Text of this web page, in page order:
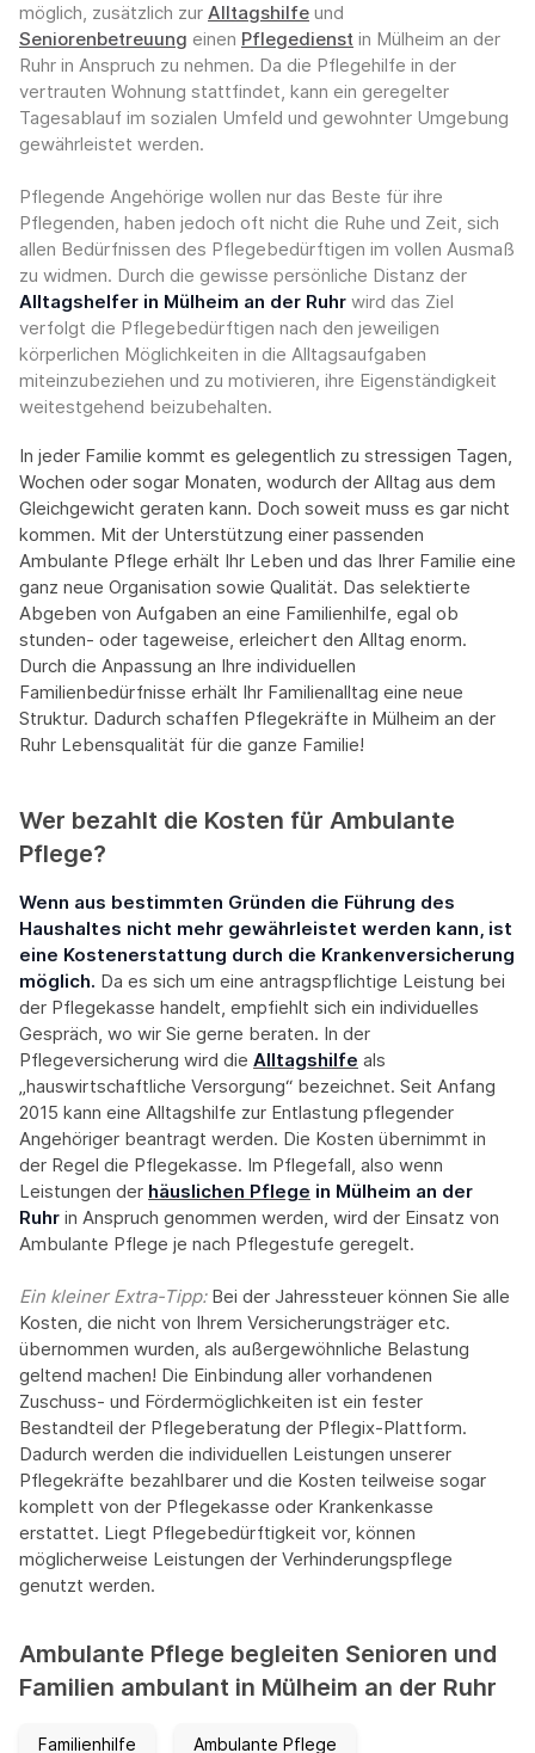
möglich, zusätzlich zur Alltagshilfe und
Seniorenbetreuung einen Pflegedienst in Mülheim an der
Ruhr in Anspruch zu nehmen. Da die Pflegehilfe in der
vertrauten Wohnung stattfindet, kann ein geregelter
Tagesablauf im sozialen Umfeld und gewohnter Umgebung
gewährleistet werden.
Pflegende Angehörige wollen nur das Beste für ihre
Pflegenden, haben jedoch oft nicht die Ruhe und Zeit, sich
allen Bedürfnissen des Pflegebedürftigen im vollen Ausmaß
zu widmen. Durch die gewisse persönliche Distanz der
Alltagshelfer in Mülheim an der Ruhr wird das Ziel
verfolgt die Pflegebedürftigen nach den jeweiligen
körperlichen Möglichkeiten in die Alltagsaufgaben
miteinzubeziehen und zu motivieren, ihre Eigenständigkeit
weitestgehend beizubehalten.
In jeder Familie kommt es gelegentlich zu stressigen Tagen,
Wochen oder sogar Monaten, wodurch der Alltag aus dem
Gleichgewicht geraten kann. Doch soweit muss es gar nicht
kommen. Mit der Unterstützung einer passenden
Ambulante Pflege erhält Ihr Leben und das Ihrer Familie eine
ganz neue Organisation sowie Qualität. Das selektierte
Abgeben von Aufgaben an eine Familienhilfe, egal ob
stunden- oder tageweise, erleichert den Alltag enorm.
Durch die Anpassung an Ihre individuellen
Familienbedürfnisse erhält Ihr Familienalltag eine neue
Struktur. Dadurch schaffen Pflegekräfte in Mülheim an der
Ruhr Lebensqualität für die ganze Familie!
Wer bezahlt die Kosten für Ambulante
Pflege?
Wenn aus bestimmten Gründen die Führung des
Haushaltes nicht mehr gewährleistet werden kann, ist
eine Kostenerstattung durch die Krankenversicherung
möglich. Da es sich um eine antragspflichtige Leistung bei
der Pflegekasse handelt, empfiehlt sich ein individuelles
Gespräch, wo wir Sie gerne beraten. In der
Pflegeversicherung wird die Alltagshilfe als
„hauswirtschaftliche Versorgung“ bezeichnet. Seit Anfang
2015 kann eine Alltagshilfe zur Entlastung pflegender
Angehöriger beantragt werden. Die Kosten übernimmt in
der Regel die Pflegekasse. Im Pflegefall, also wenn
Leistungen der häuslichen Pflege in Mülheim an der
Ruhr in Anspruch genommen werden, wird der Einsatz von
Ambulante Pflege je nach Pflegestufe geregelt.
Ein kleiner Extra-Tipp:‍ Bei der Jahressteuer können Sie alle
Kosten, die nicht von Ihrem Versicherungsträger etc.
übernommen wurden, als außergewöhnliche Belastung
geltend machen! Die Einbindung aller vorhandenen
Zuschuss- und Fördermöglichkeiten ist ein fester
Bestandteil der Pflegeberatung der Pflegix-Plattform.
Dadurch werden die individuellen Leistungen unserer
Pflegekräfte bezahlbarer und die Kosten teilweise sogar
komplett von der Pflegekasse oder Krankenkasse
erstattet. Liegt Pflegebedürftigkeit vor, können
möglicherweise Leistungen der Verhinderungspflege
genutzt werden.
Ambulante Pflege begleiten Senioren und
Familien ambulant in Mülheim an der Ruhr
Familienhilfe Ambulante Pflege